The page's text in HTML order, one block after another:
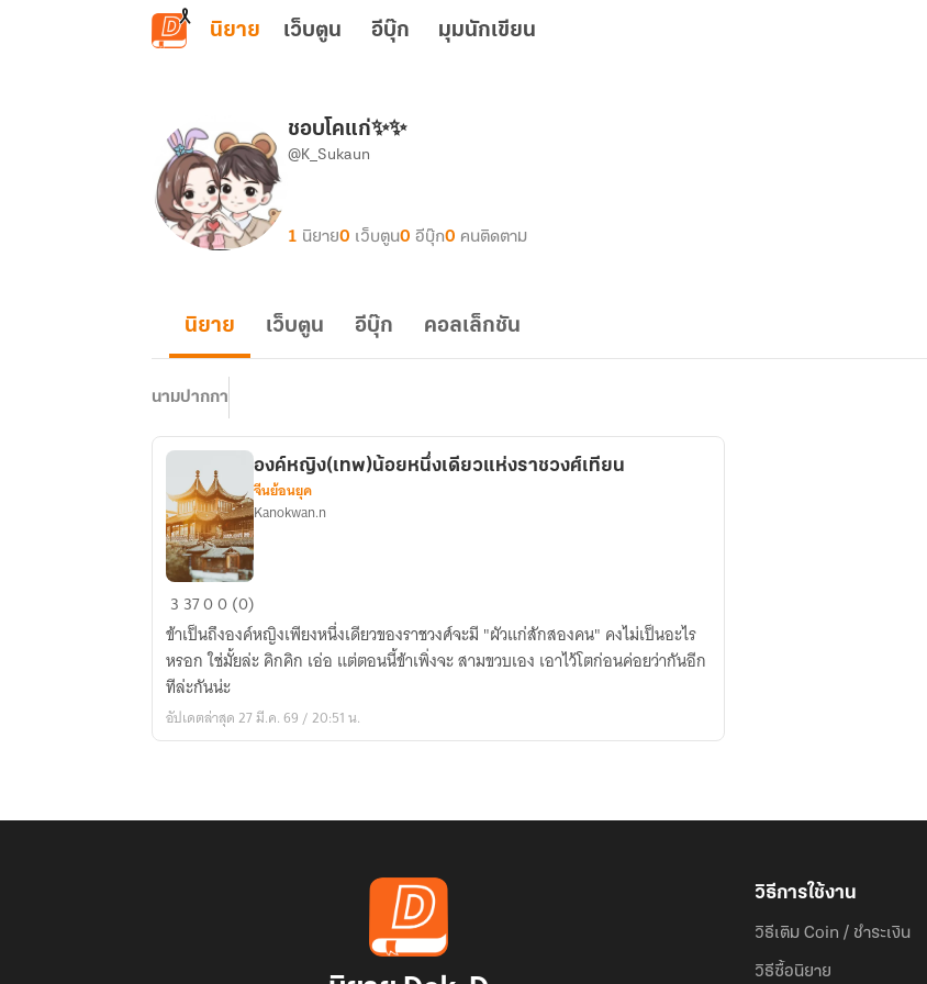
ข้ามไปยังเนื้อหาหลัก
นิยาย เว็บตูน อีบุ๊ก มุมนักเขียน
ชอบโคแก่✨✨
@K_Sukaun
1 นิยาย0 เว็บตูน0 อีบุ๊ก0 คนติดตาม
นิยาย เว็บตูน อีบุ๊ก คอลเล็กชัน
นามปากกา
องค์
หญิง(เทพ)น้อยห
นึ่ง
เดียว
แห่ง
ราชวงศ์
องค์หญิง(เทพ)น้อยหนึ่งเดียวแห่งราชวงศ์เทียน
จีนย้อนยุค
Kanokwan.n
3 3700 (0)
ข้าเป็นถึงองค์หญิงเพียงหนึ่งเดียวของราชวงศ์จะมี "ผัวแก่สักสองคน" คงไม่เป็นอะไร
หรอก ใช่มั้ยล่ะ คิกคิก เอ่อ แต่ตอนนี้ข้าเพิ่งจะ สามขวบเอง เอาไว้โตก่อนค่อยว่ากันอีก
ทีล่ะกันน่ะ
อัปเดตล่าสุด 27 มี.ค. 69 / 20:51 น.
วิธีการใช้งาน
วิธีเติม Coin / ชำระเงิน
วิธีซื้อนิยาย